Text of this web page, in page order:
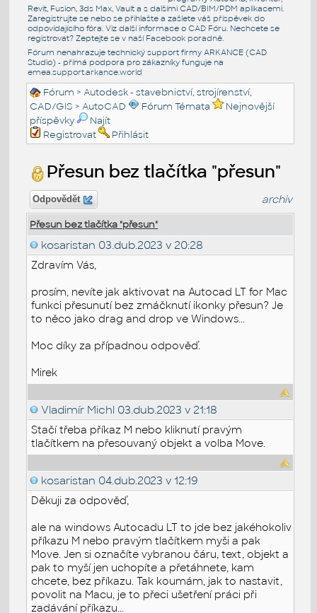
Revit, Fusion, 3ds Max, Vault a s dalšími CAD/BIM/PDM aplikacemi.
Zaregistrujte se nebo se přihlašte a zašlete váš příspěvek do
odpovídajícího fóra. Viz další informace o CAD Fóru. Nechcete se
registrovat? Zeptejte se v naší Facebook poradně.
Fórum nenahrazuje technický support firmy ARKANCE (CAD
Studio) - přímá podpora pro zákazníky funguje na
emea.support.arkance.world
Fórum >Autodesk - stavebnictví, strojírenství,
CAD/GIS >AutoCAD Fórum Témata
Nejnovější
příspěvky
Najít
Registrovat
Přihlásit
Přesun bez tlačítka "přesun"
Odpovědět archiv
Přesun bez tlačítka "přesun"
kosaristan 03.dub.2023 v 20:28
Zdravím Vás,
prosím, nevíte jak aktivovat na Autocad LT for Mac
funkci přesunutí bez zmáčknutí ikonky přesun? Je
to něco jako drag and drop ve Windows...
Moc díky za případnou odpověď.
Mirek
Vladimír Michl 03.dub.2023 v 21:18
Stačí třeba příkaz M nebo kliknutí pravým
tlačítkem na přesouvaný objekt a volba Move.
kosaristan 04.dub.2023 v 12:19
Děkuji za odpověď,
ale na windows Autocadu LT to jde bez jakéhokoliv
příkazu M nebo pravým tlačítkem myši a pak
Move. Jen si označíte vybranou čáru, text, objekt a
pak to myší jen uchopíte a přetáhnete, kam
chcete, bez příkazu. Tak koumám, jak to nastavit,
povolit na Macu, je to přeci ušetření práci při
zadávání příkazu...